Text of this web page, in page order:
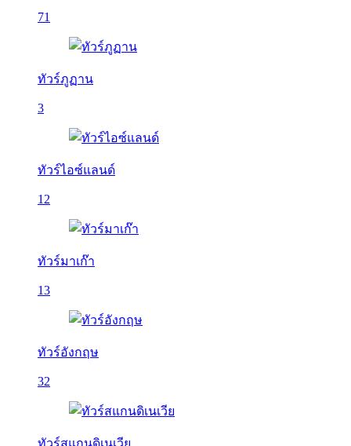
71
ทัวร์ภูฏาน
3
ทัวร์ไอซ์แลนด์
12
ทัวร์มาเก๊า
13
ทัวร์อังกฤษ
32
ทัวร์สแกนดิเนเวีย